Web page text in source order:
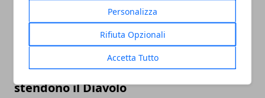
Personalizza
Rifiuta Opzionali
Accetta Tutto
Milan, crollo a Firenze: Gonzalez-Jovic
stendono il Diavolo